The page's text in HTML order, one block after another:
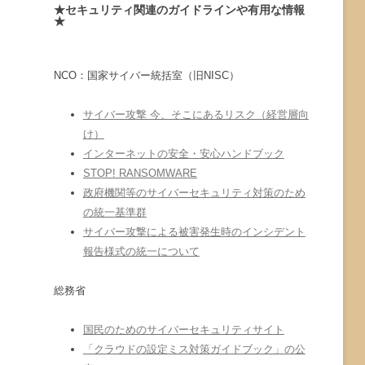
★セキュリティ関連のガイドラインや有用な情報
★
NCO：国家サイバー統括室（旧NISC）
サイバー攻撃 今、そこにあるリスク（経営層向
け）
インターネットの安全・安心ハンドブック
STOP! RANSOMWARE
政府機関等のサイバーセキュリティ対策のため
の統一基準群
サイバー攻撃による被害発生時のインシデント
報告様式の統一について
総務省
国民のためのサイバーセキュリティサイト
「クラウドの設定ミス対策ガイドブック」の公